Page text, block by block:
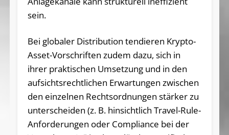
sein.
Bei globaler Distribution tendieren Krypto-
Asset-Vorschriften zudem dazu, sich in
ihrer praktischen Umsetzung und in den
aufsichtsrechtlichen Erwartungen zwischen
den einzelnen Rechtsordnungen stärker zu
unterscheiden (z. B. hinsichtlich Travel-Rule-
Anforderungen oder Compliance bei der